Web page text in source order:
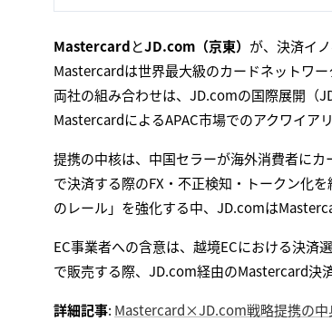
MastercardとJD.com（京東） が、決済イ
Mastercardは世界最大級のカードネットワ
両社の組み合わせは、JD.comの国際展開（
MastercardによるAPAC市場でのアクワイア
提携の中核は、中国セラーが海外消費者に
で決済する際のFX・不正検知・トークン化
のレール」を強化する中、JD.comは
EC事業者への含意は、越境ECにおける決済
で販売する際、JD.com経由のMastercard決
詳細記事: Mastercard×JD.com戦略提携の中